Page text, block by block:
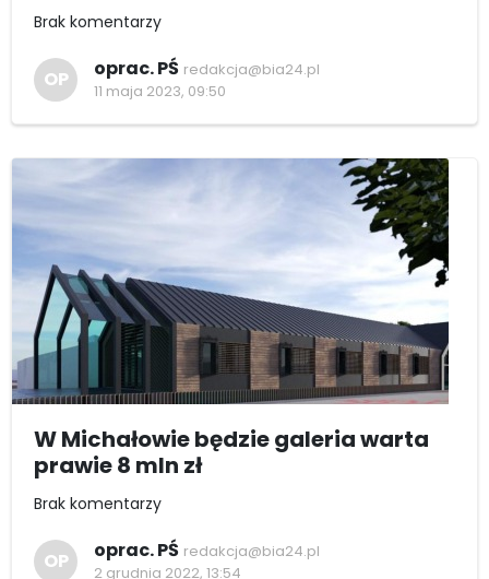
Brak komentarzy
OP oprac. PŚ redakcja@bia24.pl
11 maja 2023, 09:50
W Michałowie będzie galeria warta
prawie 8 mln zł
Brak komentarzy
OP oprac. PŚ redakcja@bia24.pl
2 grudnia 2022, 13:54